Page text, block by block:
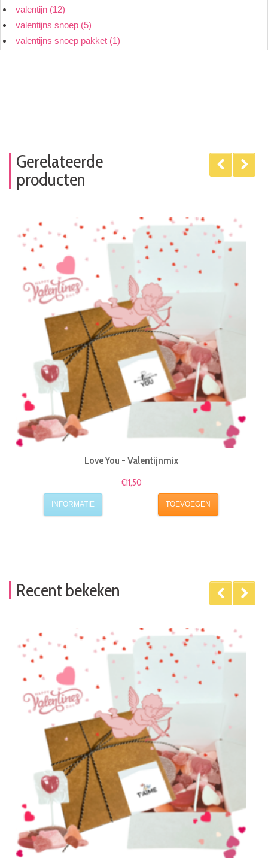
valentijn (12)
valentijns snoep (5)
valentijns snoep pakket (1)
Gerelateerde
producten
Love You - Valentijnmix
€11,50
INFORMATIE TOEVOEGEN
Recent bekeken